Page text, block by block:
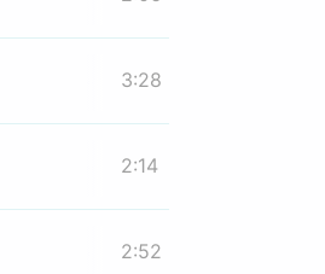
3:28
2:14
2:52